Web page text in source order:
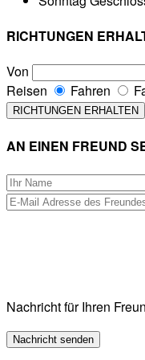
RICHTUNGEN
Von
Reisen
Fahren
AN EINEN FREUND
Nachricht für Ihren